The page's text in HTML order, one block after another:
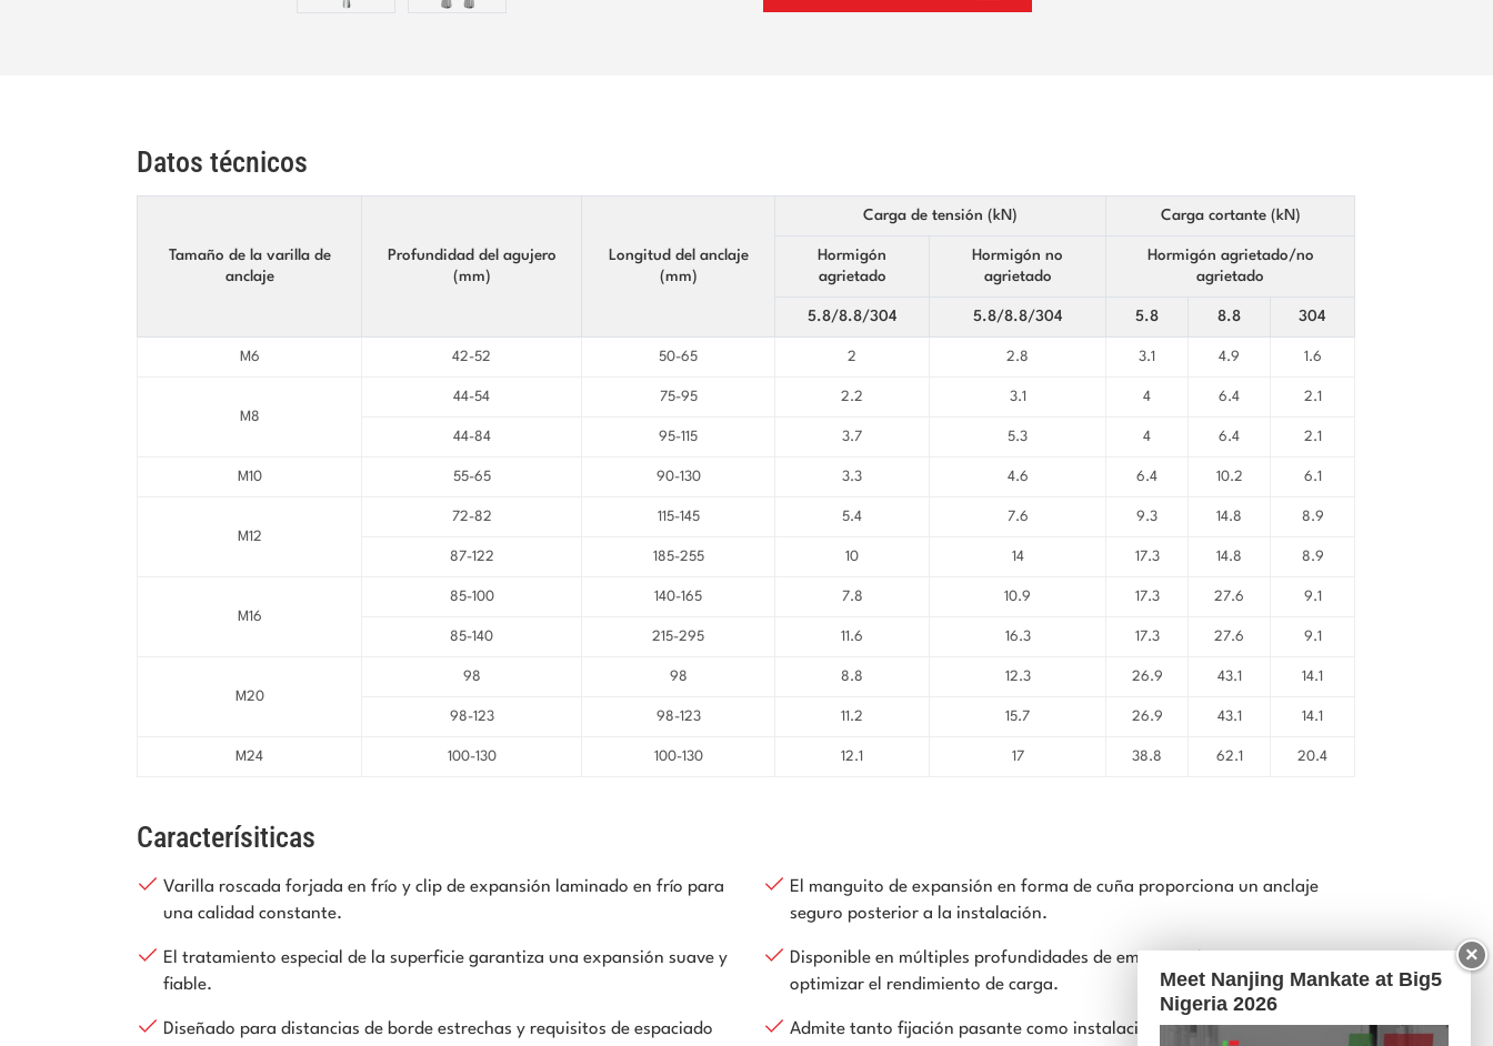
Datos técnicos
Tamaño de la varilla de
anclaje
Profundidad del agujero
(mm)
Longitud del anclaje
(mm)
Carga de tensión (kN) Carga cortante (kN)
Hormigón
agrietado
Hormigón no
agrietado
Hormigón agrietado/no
agrietado
5.8/8.8/304 5.8/8.8/304 5.8 8.8 304
M6 42-52 50-65 2 2.8 3.1 4.9 1.6
M8
44-54 75-95 2.2 3.1 4 6.4 2.1
44-84 95-115 3.7 5.3 4 6.4 2.1
M10 55-65 90-130 3.3 4.6 6.4 10.2 6.1
M12
72-82 115-145 5.4 7.6 9.3 14.8 8.9
87-122 185-255 10 14 17.3 14.8 8.9
M16
85-100 140-165 7.8 10.9 17.3 27.6 9.1
85-140 215-295 11.6 16.3 17.3 27.6 9.1
M20
98 98 8.8 12.3 26.9 43.1 14.1
98-123 98-123 11.2 15.7 26.9 43.1 14.1
M24 100-130 100-130 12.1 17 38.8 62.1 20.4
Caracterísiticas
Varilla roscada forjada en frío y clip de expansión laminado en frío para
una calidad constante.
El tratamiento especial de la superficie garantiza una expansión suave y
fiable.
Diseñado para distancias de borde estrechas y requisitos de espaciado
El manguito de expansión en forma de cuña proporciona un anclaje
seguro posterior a la instalación.
Disponible en múltiples profundidades de empotramiento para
optimizar el rendimiento de carga.
Admite tanto fijación pasante como instalación preposicionada
×
Meet Nanjing Mankate at Big5
Nigeria 2026